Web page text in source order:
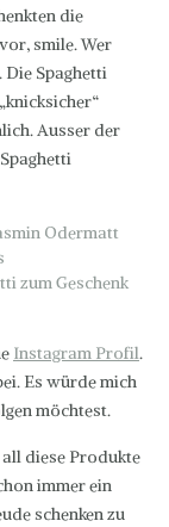
by
plugin cookie
die
smile. Wer
Die Spaghetti
Ausser der
Instagram Profil.
Es würde mich
möchtest.
diese Produkte
immer ein
schenken zu